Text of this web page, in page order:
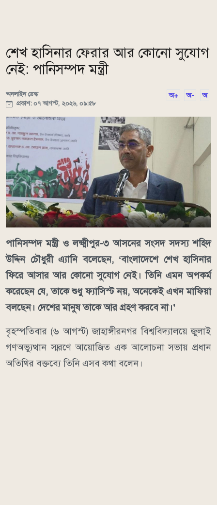
শেখ হাসিনার ফেরার আর কোনো সুযোগ
নেই: পানিসম্পদ মন্ত্রী
অনলাইন ডেস্ক
প্রকাশ: ০৭ আগস্ট, ২০২৬, ০৯:৫৮
অ+ অ- অ
পানিসম্পদ মন্ত্রী ও লক্ষ্মীপুর-৩ আসনের সংসদ সদস্য শহিদ
উদ্দিন চৌধুরী এ্যানি বলেছেন, ‘বাংলাদেশে শেখ হাসিনার
ফিরে আসার আর কোনো সুযোগ নেই। তিনি এমন অপকর্ম
করেছেন যে, তাকে শুধু ফ্যাসিস্ট নয়, অনেকেই এখন মাফিয়া
বলছেন। দেশের মানুষ তাকে আর গ্রহণ করবে না।’
বৃহস্পতিবার (৬ আগস্ট) জাহাঙ্গীরনগর বিশ্ববিদ্যালয়ে জুলাই
গণঅভ্যুত্থান স্মরণে আয়োজিত এক আলোচনা সভায় প্রধান
অতিথির বক্তব্যে তিনি এসব কথা বলেন।